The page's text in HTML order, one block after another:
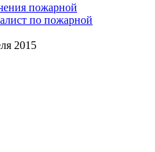
пожарной
по пожарной
2015